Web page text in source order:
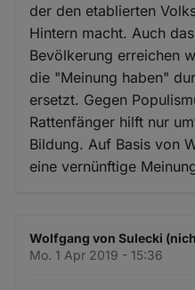
der den etablierten
Hintern macht. Auch
Bevölkerung erreichen
die "Meinung haben"
ersetzt. Gegen
Rattenfänger hilft nur
Bildung. Auf Basis von
eine vernünftige
Wolfgang von Sulecki
Mo. 1 Apr 2019 - 15:36